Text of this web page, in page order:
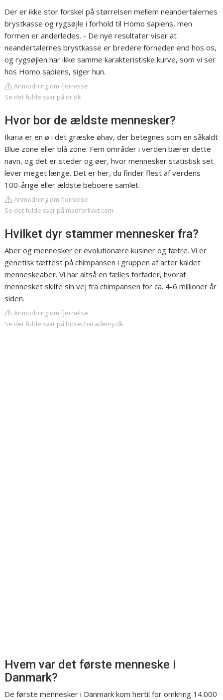
Der er ikke stor forskel på størrelsen mellem neandertalernes
brystkasse og rygsøjle i forhold til Homo sapiens, men
formen er anderledes. - De nye resultater viser at
neandertalernes brystkasse er bredere forneden end hos os,
og rygsøjlen har ikke samme karakteristiske kurve, som vi ser
hos Homo sapiens, siger hun.
Anmodning om fjernelse
Se det fulde svar på dr.dk
Hvor bor de ældste mennesker?
Ikaria er en ø i det græske øhav, der betegnes som en såkaldt
Blue zone eller blå zone. Fem områder i verden bærer dette
navn, og det er steder og øer, hvor mennesker statistisk set
lever meget længe. Det er her, du finder flest af verdens
100-årige eller ældste beboere samlet.
Anmodning om fjernelse
Se det fulde svar på madforlivet.com
Hvilket dyr stammer mennesker fra?
Aber og mennesker er evolutionære kusiner og fætre. Vi er
genetisk tættest på chimpansen i gruppen af arter kaldet
menneskeaber. Vi har altså en fælles forfader, hvoraf
mennesket skilte sin vej fra chimpansen for ca. 4-6 millioner år
siden.
Anmodning om fjernelse
Se det fulde svar på biotechacademy.dk
Hvem var det første menneske i
Danmark?
De første mennesker i Danmark kom hertil for omkring 14.000